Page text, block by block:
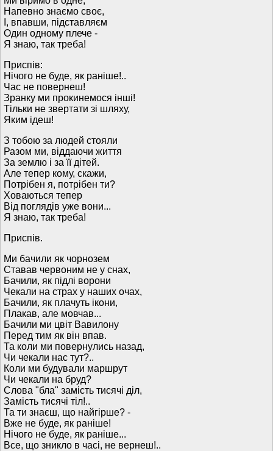
Напевно знаємо своє,
І, впавши, підставляєм
Один одному плече -
Я знаю, так треба!
Приспів:
Нічого не буде, як раніше!..
Час не повернеш!
Зранку ми прокинемося інші!
Тільки не звертати зі шляху,
Яким ідеш!
З тобою за людей стояли
Разом ми, віддаючи життя
За землю і за її дітей.
Але тепер кому, скажи,
Потрібен я, потрібен ти?
Ховаються тепер
Від поглядів уже вони...
Я знаю, так треба!
Приспів.
Ми бачили як чорнозем
Ставав червоним не у снах,
Бачили, як підлі ворони
Чекали на страх у наших очах,
Бачили, як плачуть ікони,
Плакав, але мовчав...
Бачили ми цвіт Вавилону
Перед тим як він впав.
Та коли ми повернулись назад,
Чи чекали нас тут?..
Коли ми будували маршрут
Чи чекали на бруд?
Слова "бла" замість тисячі діл,
Замість тисячі тіл!..
Та ти знаєш, що найгірше? -
Вже не буде, як раніше!
Нічого не буде, як раніше...
Все, що зникло в часі, не вернеш!..